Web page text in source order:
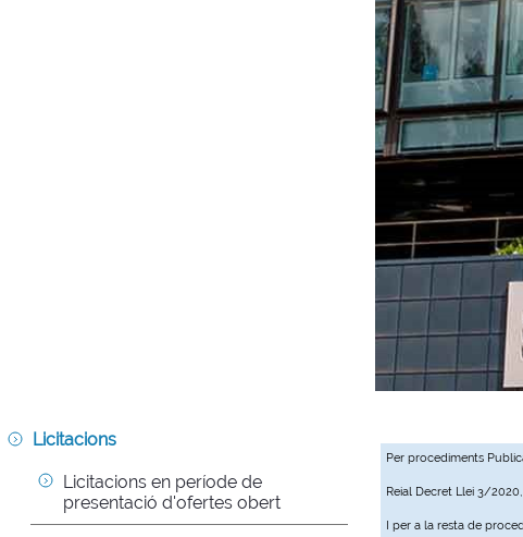
Per procediments
Reial Decret Llei 3/
I per a la resta de
Licitacions
Licitacions en període de
presentació d'ofertes obert